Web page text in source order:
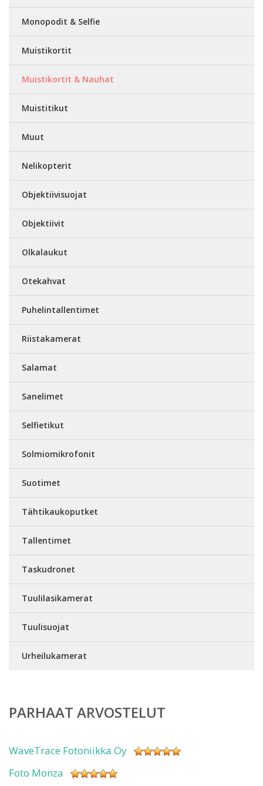
Monopodit & Selfie
Muistikortit
Muistikortit & Nauhat
Muistitikut
Muut
Nelikopterit
Objektiivisuojat
Objektiivit
Olkalaukut
Otekahvat
Puhelintallentimet
Riistakamerat
Salamat
Sanelimet
Selfietikut
Solmiomikrofonit
Suotimet
Tähtikaukoputket
Tallentimet
Taskudronet
Tuulilasikamerat
Tuulisuojat
Urheilukamerat
PARHAAT ARVOSTELUT
WaveTrace Fotoniikka Oy
Foto Monza